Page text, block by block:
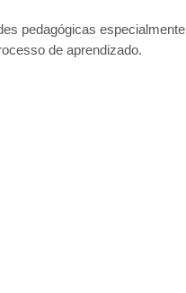
pedagógicas especialmente
de aprendizado.